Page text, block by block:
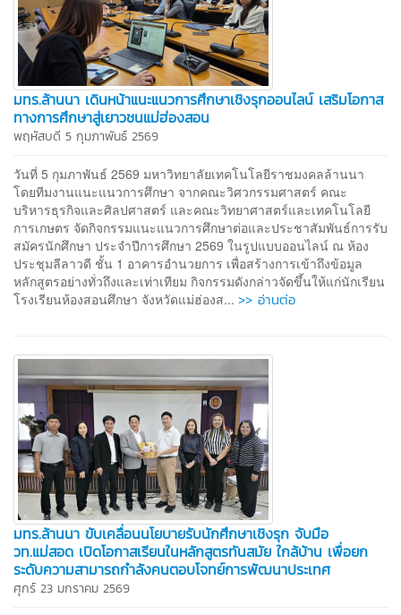
มทร.ล้านนา เดินหน้าแนะแนวการศึกษาเชิงรุกออนไลน์ เสริมโอกาส
ทางการศึกษาสู่เยาวชนแม่ฮ่องสอน
พฤหัสบดี 5 กุมภาพันธ์ 2569
วันที่ 5 กุมภาพันธ์ 2569 มหาวิทยาลัยเทคโนโลยีราชมงคลล้านนา
โดยทีมงานแนะแนวการศึกษา จากคณะวิศวกรรมศาสตร์ คณะ
บริหารธุรกิจและศิลปศาสตร์ และคณะวิทยาศาสตร์และเทคโนโลยี
การเกษตร จัดกิจกรรมแนะแนวการศึกษาต่อและประชาสัมพันธ์การรับ
สมัครนักศึกษา ประจำปีการศึกษา 2569 ในรูปแบบออนไลน์ ณ ห้อง
ประชุมลีลาวดี ชั้น 1 อาคารอำนวยการ เพื่อสร้างการเข้าถึงข้อมูล
หลักสูตรอย่างทั่วถึงและเท่าเทียม กิจกรรมดังกล่าวจัดขึ้นให้แก่นักเรียน
โรงเรียนห้องสอนศึกษา จังหวัดแม่ฮ่องส... >> อ่านต่อ
มทร.ล้านนา ขับเคลื่อนนโยบายรับนักศึกษาเชิงรุก จับมือ
วท.แม่สอด เปิดโอกาสเรียนในหลักสูตรทันสมัย ใกล้บ้าน เพื่อยก
ระดับความสามารถกำลังคนตอบโจทย์การพัฒนาประเทศ
ศุกร์ 23 มกราคม 2569